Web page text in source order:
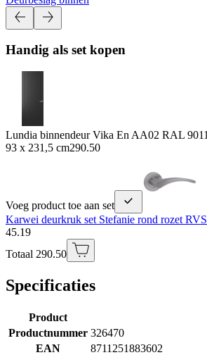
Handig als set kopen
Lundia binnendeur Vika En AA02 RAL
93 x 231,5 cm290.50
Voeg product toe aan set
Karwei deurkruk set Stefanie rond rozet
45.19
Totaal 290.50
Specificaties
Product
Productnummer 326470
EAN
8711251883602